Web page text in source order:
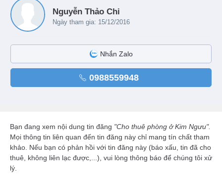
Nguyễn Thảo Chi
Ngày tham gia: 15/12/2016
Nhắn Zalo
0988559948
Bạn đang xem nội dung tin đăng "Cho thuê phòng ở Kim Ngưu".
Mọi thông tin liên quan đến tin đăng này chỉ mang tín chất tham
khảo. Nếu bạn có phản hồi với tin đăng này (báo xấu, tin đã cho
thuê, không liên lạc được,...), vui lòng thông báo để chúng tôi xử
lý.